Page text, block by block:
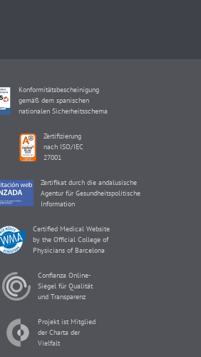
Konformitätsbescheinigung
gemäß dem spanischen
nationalen Sicherheitsschema
Zertifizierung
nach ISO/IEC
27001
Zertifikat durch die andalusische
Agentur für Gesundheitspolitische
Information
Certified Medical Website
by the Official College of
Physicians of Barcelona
Confianza Online-
Siegel für Qualität
und Transparenz
Projekt ist Mitglied
der Charta der
Vielfalt